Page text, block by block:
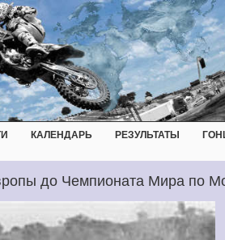
КАЛЕНДАРЬ РЕЗУЛЬТАТЫ
до Чемпионата Мира по